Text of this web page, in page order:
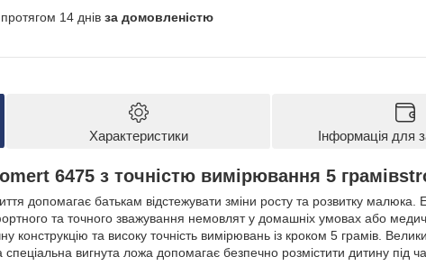
14 днів за домовленістю
Характеристики Інформація для
6475 з точністю вимірювання 5
допомагає батькам відстежувати зміни росту та розвитку малюка.
та точного зважування немовлят у домашніх умовах або
конструкцію та високу точність вимірювань із кроком 5 грамів.
вигнута ложа допомагає безпечно розмістити дитину під